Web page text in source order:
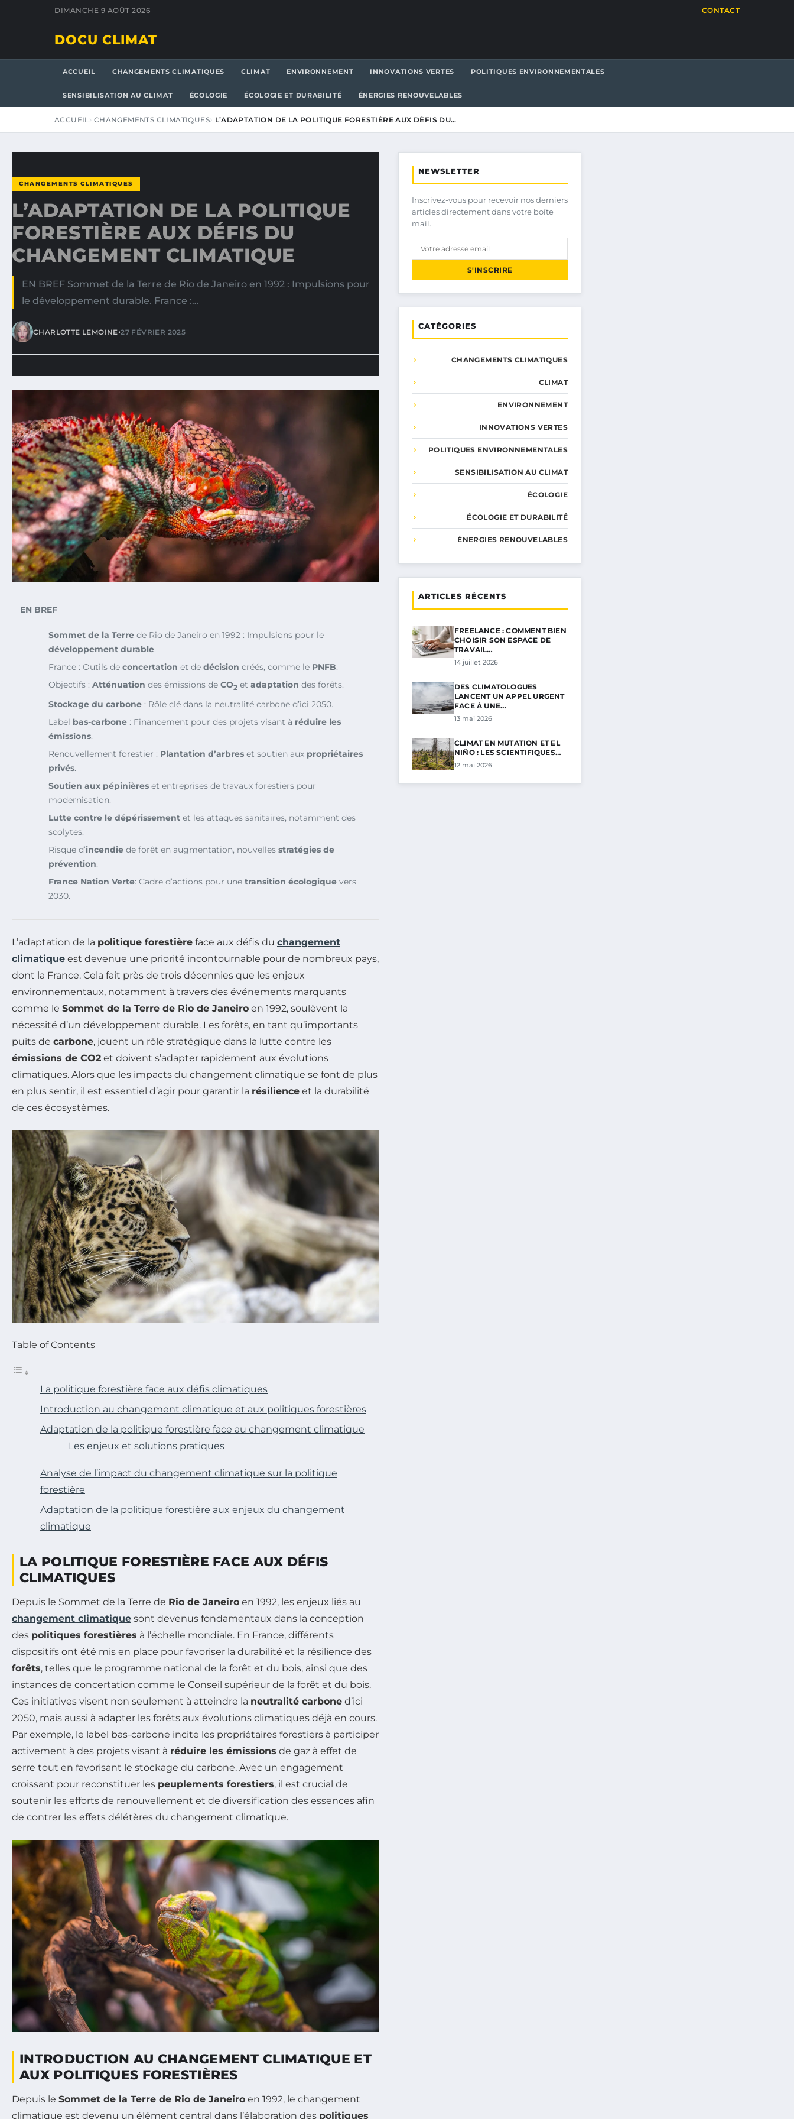
DIMANCHE 9 AOÛT 2026 CONTACT
DOCU CLIMAT
ACCUEIL CHANGEMENTS CLIMATIQUES CLIMAT ENVIRONNEMENT INNOVATIONS VERTES POLITIQUES ENVIRONNEMENTALES
SENSIBILISATION AU CLIMAT ÉCOLOGIE ÉCOLOGIE ET DURABILITÉ ÉNERGIES RENOUVELABLES
ACCUEIL CHANGEMENTS CLIMATIQUES L’ADAPTATION DE LA POLITIQUE FORESTIÈRE AUX DÉFIS DU…
CHANGEMENTS CLIMATIQUES
L’ADAPTATION DE LA POLITIQUE
FORESTIÈRE AUX DÉFIS DU
CHANGEMENT CLIMATIQUE
EN BREF Sommet de la Terre de Rio de Janeiro en 1992 : Impulsions pour
le développement durable. France :…
CHARLOTTE LEMOINE•27 FÉVRIER 2025
EN BREF
Sommet de la Terre de Rio de Janeiro en 1992 : Impulsions pour le
développement durable.
France : Outils de concertation et de décision créés, comme le PNFB.
Objectifs : Atténuation des émissions de CO2 et adaptation des forêts.
Stockage du carbone : Rôle clé dans la neutralité carbone d’ici 2050.
Label bas-carbone : Financement pour des projets visant à réduire les
émissions.
Renouvellement forestier : Plantation d’arbres et soutien aux propriétaires
privés.
Soutien aux pépinières et entreprises de travaux forestiers pour
modernisation.
Lutte contre le dépérissement et les attaques sanitaires, notamment des
scolytes.
Risque d’incendie de forêt en augmentation, nouvelles stratégies de
prévention.
France Nation Verte: Cadre d’actions pour une transition écologique vers
2030.
L’adaptation de la politique forestière face aux défis du changement
climatique est devenue une priorité incontournable pour de nombreux pays,
dont la France. Cela fait près de trois décennies que les enjeux
environnementaux, notamment à travers des événements marquants
comme le Sommet de la Terre de Rio de Janeiro en 1992, soulèvent la
nécessité d’un développement durable. Les forêts, en tant qu’importants
puits de carbone, jouent un rôle stratégique dans la lutte contre les
émissions de CO2 et doivent s’adapter rapidement aux évolutions
climatiques. Alors que les impacts du changement climatique se font de plus
en plus sentir, il est essentiel d’agir pour garantir la résilience et la durabilité
de ces écosystèmes.
Table of Contents
La politique forestière face aux défis climatiques
Introduction au changement climatique et aux politiques forestières
Adaptation de la politique forestière face au changement climatique
Les enjeux et solutions pratiques
Analyse de l’impact du changement climatique sur la politique
forestière
Adaptation de la politique forestière aux enjeux du changement
climatique
LA POLITIQUE FORESTIÈRE FACE AUX DÉFIS
CLIMATIQUES
Depuis le Sommet de la Terre de Rio de Janeiro en 1992, les enjeux liés au
changement climatique sont devenus fondamentaux dans la conception
des politiques forestières à l’échelle mondiale. En France, différents
dispositifs ont été mis en place pour favoriser la durabilité et la résilience des
forêts, telles que le programme national de la forêt et du bois, ainsi que des
instances de concertation comme le Conseil supérieur de la forêt et du bois.
Ces initiatives visent non seulement à atteindre la neutralité carbone d’ici
2050, mais aussi à adapter les forêts aux évolutions climatiques déjà en cours.
Par exemple, le label bas-carbone incite les propriétaires forestiers à participer
activement à des projets visant à réduire les émissions de gaz à effet de
serre tout en favorisant le stockage du carbone. Avec un engagement
croissant pour reconstituer les peuplements forestiers, il est crucial de
soutenir les efforts de renouvellement et de diversification des essences afin
de contrer les effets délétères du changement climatique.
INTRODUCTION AU CHANGEMENT CLIMATIQUE ET
AUX POLITIQUES FORESTIÈRES
Depuis le Sommet de la Terre de Rio de Janeiro en 1992, le changement
climatique est devenu un élément central dans l’élaboration des politiques
NEWSLETTER
Inscrivez-vous pour recevoir nos derniers
articles directement dans votre boîte
mail.
S'INSCRIRE
CATÉGORIES
CHANGEMENTS CLIMATIQUES
CLIMAT
ENVIRONNEMENT
INNOVATIONS VERTES
POLITIQUES ENVIRONNEMENTALES
SENSIBILISATION AU CLIMAT
ÉCOLOGIE
ÉCOLOGIE ET DURABILITÉ
ÉNERGIES RENOUVELABLES
ARTICLES RÉCENTS
FREELANCE : COMMENT BIEN
CHOISIR SON ESPACE DE
TRAVAIL…
14 juillet 2026
DES CLIMATOLOGUES
LANCENT UN APPEL URGENT
FACE À UNE…
13 mai 2026
CLIMAT EN MUTATION ET EL
NIÑO : LES SCIENTIFIQUES…
12 mai 2026